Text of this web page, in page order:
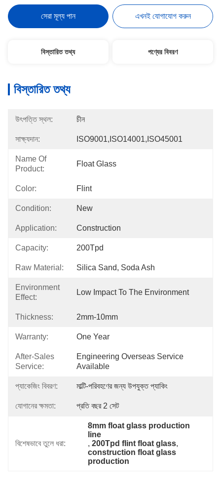
সেরা মূল্য পান এখনই যোগাযোগ করুন
বিস্তারিত তথ্য পণ্যের বিবরণ
বিস্তারিত তথ্য
উৎপত্তি স্থল: চীন
সাক্ষ্যদান: ISO9001,ISO14001,ISO45001
Name Of
Product:
Float Glass
Color: Flint
Condition: New
Application: Construction
Capacity: 200Tpd
Raw Material: Silica Sand, Soda Ash
Environment
Effect:
Low Impact To The Environment
Thickness: 2mm-10mm
Warranty: One Year
After-Sales
Service:
Engineering Overseas Service
Available
প্যাকেজিং বিবরণ: মাল্টি-পরিবহণের জন্য উপযুক্ত প্যাকিং
যোগানের ক্ষমতা: প্রতি বছর 2 সেট
বিশেষভাবে তুলে ধরা:
8mm float glass production
line
, 200Tpd flint float glass,
construction float glass
production